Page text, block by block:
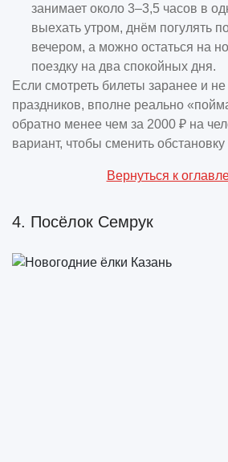
занимает около 3–3,5 часов в
выехать утром, днём погулять
вечером, а можно остаться на
поездку на два спокойных дня.
Если смотреть билеты заранее и не
праздников, вполне реально
обратно менее чем за 2000 ₽ на
вариант, чтобы сменить
Вернуться к
4. Посёлок Семрук